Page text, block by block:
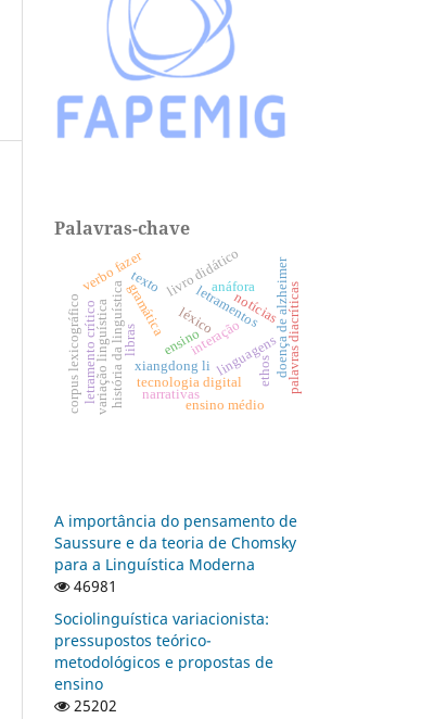
Palavras-chave
linguagens
letramentos
ensino
tecnologia digital
gramática
história da linguísticatexto
xiangdong li doença de alzheimer
narrativas
interação
verbo fazer anáfora
variação linguística
livro didático
ensino médio
ethos palavras diacríticas
léxico
libras
corpus lexicográficoletramento crítico notícias
A importância do pensamento de
Saussure e da teoria de Chomsky
para a Linguística Moderna
46981
Sociolinguística variacionista:
pressupostos teórico-
metodológicos e propostas de
ensino
25202